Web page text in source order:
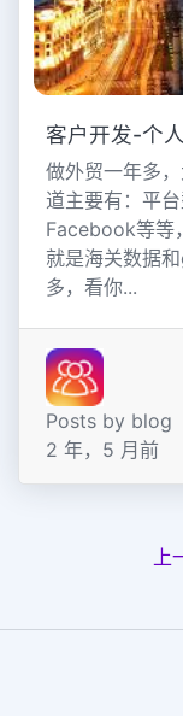
客户开发-个
做外贸一年多
道主要有：平
Facebook等等
就是海关数据
多，看你...
Posts by blog
2 年，5 月前
上